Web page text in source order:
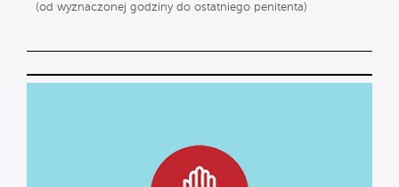
(od wyznaczonej godziny do ostatniego penitenta)